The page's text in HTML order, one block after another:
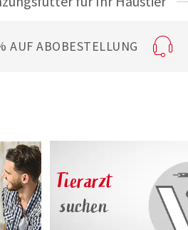
AUF ABOBESTELLUNG
Tierarzt
suchen